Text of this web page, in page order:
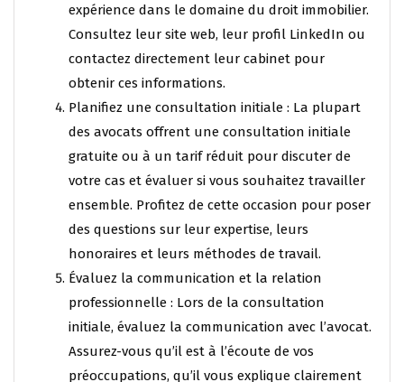
expérience dans le domaine du droit immobilier.
Consultez leur site web, leur profil LinkedIn ou
contactez directement leur cabinet pour
obtenir ces informations.
Planifiez une consultation initiale : La plupart
des avocats offrent une consultation initiale
gratuite ou à un tarif réduit pour discuter de
votre cas et évaluer si vous souhaitez travailler
ensemble. Profitez de cette occasion pour poser
des questions sur leur expertise, leurs
honoraires et leurs méthodes de travail.
Évaluez la communication et la relation
professionnelle : Lors de la consultation
initiale, évaluez la communication avec l’avocat.
Assurez-vous qu’il est à l’écoute de vos
préoccupations, qu’il vous explique clairement